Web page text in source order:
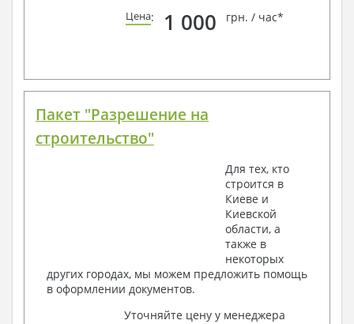
Цена: 1 000 грн. / час*
Пакет "Разрешение на
строительство"
Для тех, кто
строится в
Киеве и
Киевской
области, а
также в
некоторых
других городах, мы можем предложить помощь
в оформлении документов.
Уточняйте цену у менеджера